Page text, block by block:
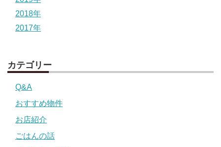
2018年
2017年
カテゴリー
Q&A
おすすめ物件
お店紹介
ごはんの話